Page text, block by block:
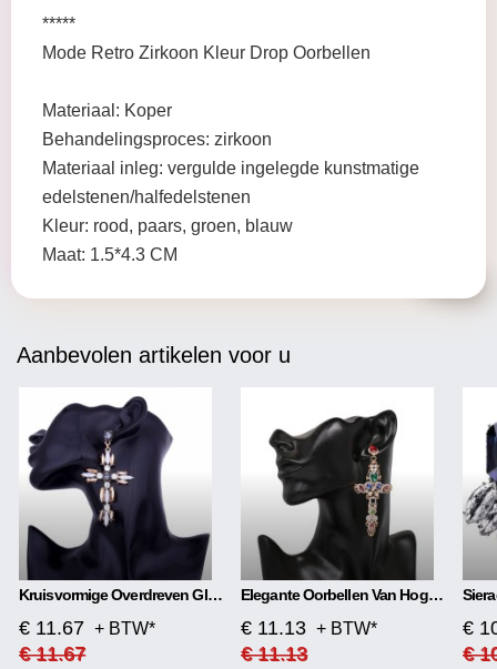
*****
Mode Retro Zirkoon Kleur Drop Oorbellen
Materiaal: Koper
Behandelingsproces: zirkoon
Materiaal inleg: vergulde ingelegde kunstmatige
edelstenen/halfedelstenen
Kleur: rood, paars, groen, blauw
Maat: 1.5*4.3 CM
Aanbevolen artikelen voor u
Kruisvormige Overdreven Glanzende Oorbellen
€ 11.67 + BTW*
€ 11.67
Elegante Oorbellen Van Hoge Kwaliteit Materiaal: Glas/gekleurd Glas Soort: Oorsteker Vorm: Kruis Kleur: Goud + Kleur, Goud + Zwart, Zilver + Kleur, Zilver + Zwart
€ 11.13 + BTW*
€ 11.13
€
€